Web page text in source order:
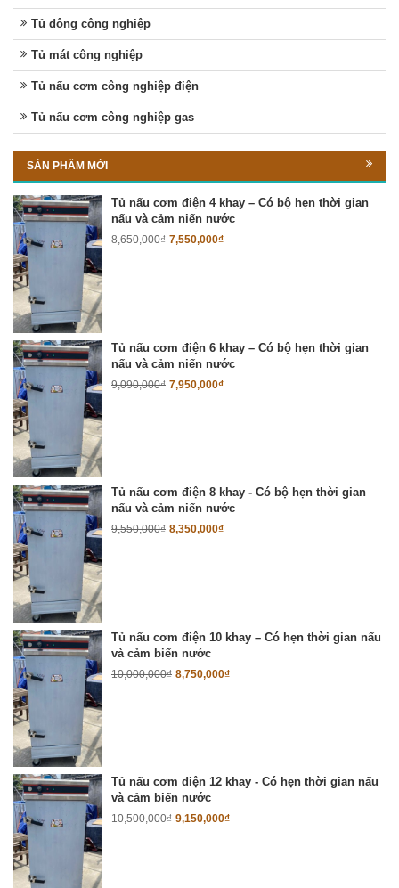
Tủ đông công nghiệp
Tủ mát công nghiệp
Tủ nấu cơm công nghiệp điện
Tủ nấu cơm công nghiệp gas
SẢN PHẨM MỚI
Tủ nấu cơm điện 4 khay – Có bộ hẹn thời gian
nấu và cảm niến nước
8,650,000₫ 7,550,000₫
Tủ nấu cơm điện 6 khay – Có bộ hẹn thời gian
nấu và cảm niến nước
9,090,000₫ 7,950,000₫
Tủ nấu cơm điện 8 khay - Có bộ hẹn thời gian
nấu và cảm niến nước
9,550,000₫ 8,350,000₫
Tủ nấu cơm điện 10 khay – Có hẹn thời gian nấu
và cảm biến nước
10,000,000₫ 8,750,000₫
Tủ nấu cơm điện 12 khay - Có hẹn thời gian nấu
và cảm biến nước
10,500,000₫ 9,150,000₫